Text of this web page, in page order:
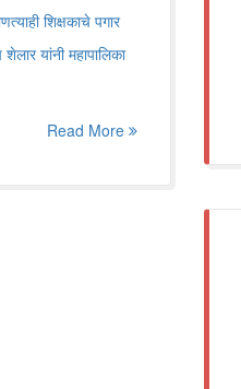
शिक्षकाचे पगार
यांनी महापालिका
Read More